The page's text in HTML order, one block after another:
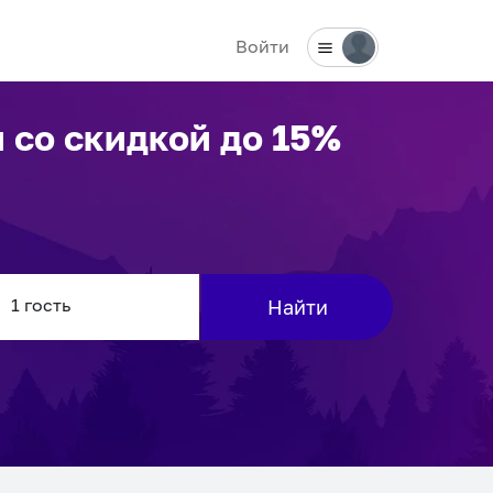
Войти
со скидкой до 15%
Найти